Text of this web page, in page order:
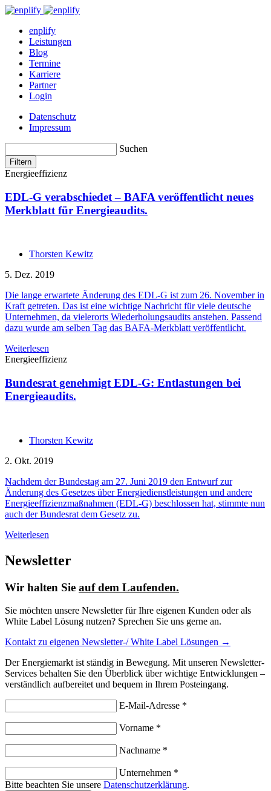
enplify
Leistungen
Blog
Termine
Karriere
Partner
Login
Datenschutz
Impressum
Suchen
Filtern
Energieeffizienz
EDL-G verabschiedet – BAFA veröffentlicht neues
Merkblatt für Energieaudits.
Thorsten Kewitz
5. Dez. 2019
Die lange erwartete Änderung des EDL-G ist zum 26. November in
Kraft getreten. Das ist eine wichtige Nachricht für viele deutsche
Unternehmen, da vielerorts Wiederholungsaudits anstehen. Passend
dazu wurde am selben Tag das BAFA-Merkblatt veröffentlicht.
Weiterlesen
Energieeffizienz
Bundesrat genehmigt EDL-G: Entlastungen bei
Energieaudits.
Thorsten Kewitz
2. Okt. 2019
Nachdem der Bundestag am 27. Juni 2019 den Entwurf zur
Änderung des Gesetzes über Energiedienstleistungen und andere
Energieeffizienzmaßnahmen (EDL-G) beschlossen hat, stimmte nun
auch der Bundesrat dem Gesetz zu.
Weiterlesen
Newsletter
Wir halten Sie auf dem Laufenden.
Sie möchten unsere Newsletter für Ihre eigenen Kunden oder als
White Label Lösung nutzen? Sprechen Sie uns gerne an.
Kontakt zu eigenen Newsletter-/ White Label Lösungen →
Der Energiemarkt ist ständig in Bewegung. Mit unseren Newsletter-
Services behalten Sie den Überblick über wichtige Entwicklungen –
verständlich aufbereitet und bequem in Ihrem Posteingang.
E-Mail-Adresse *
Vorname *
Nachname *
Unternehmen *
Bitte beachten Sie unsere Datenschutzerklärung.